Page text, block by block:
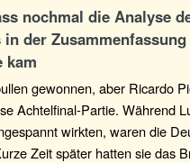
nochmal die Analyse
der
kam
gewonnen, aber Ricardo
Achtelfinal-Partie. Während
wirkten, waren die
Zeit später hatten sie das